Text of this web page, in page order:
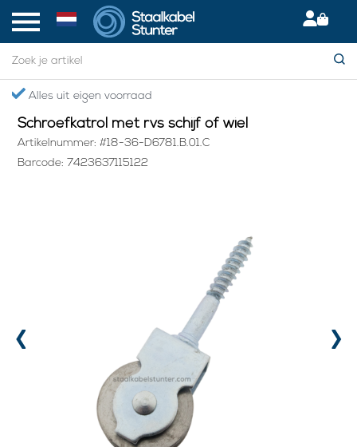
Alles uit eigen voorraad
Home > Schroefkatrol met rvs schijf of wiel
Schroefkatrol met rvs schijf of wiel
Artikelnummer: #18-36-D6781.B.01.C
Barcode: 7423637115122
‹ ›